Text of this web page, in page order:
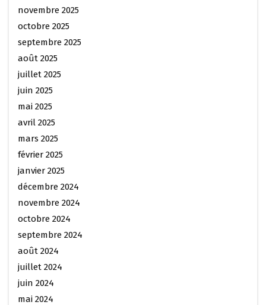
novembre 2025
octobre 2025
septembre 2025
août 2025
juillet 2025
juin 2025
mai 2025
avril 2025
mars 2025
février 2025
janvier 2025
décembre 2024
novembre 2024
octobre 2024
septembre 2024
août 2024
juillet 2024
juin 2024
mai 2024